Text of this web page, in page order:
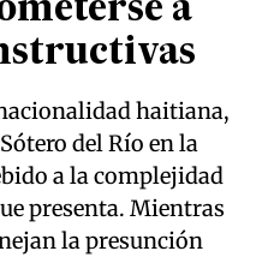
a
haitiana,
del Río en la
a la complejidad
presenta. Mientras
la presunción